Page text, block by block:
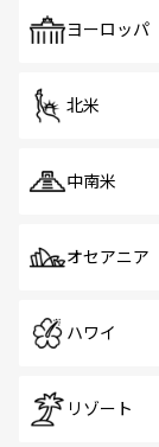
で、
ヨーロッパ
北米
中南米
オセアニア
ハワイ
リゾート